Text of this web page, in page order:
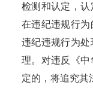
检测和认定，
在违纪违规行
违纪违规行为处
理。对违反《
定的，将追究其